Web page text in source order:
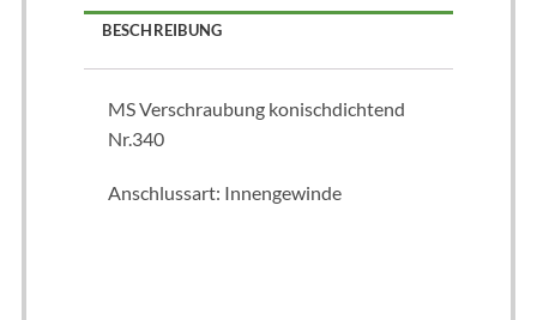
BESCHREIBUNG
MS Verschraubung konischdichtend
Nr.340
Anschlussart: Innengewinde